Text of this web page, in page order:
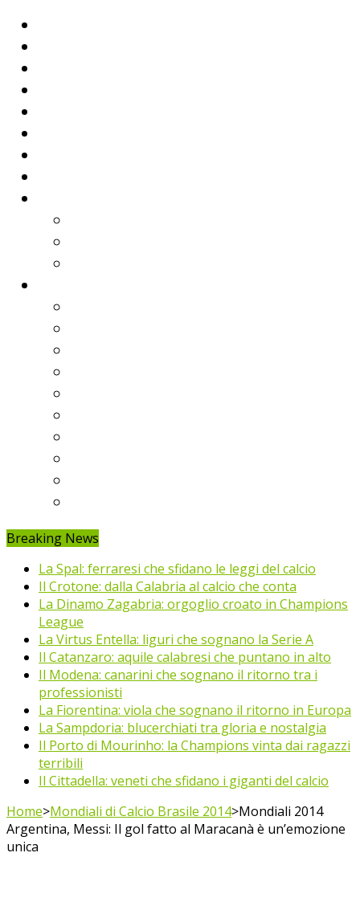
Breaking News
La Spal: ferraresi che sfidano le leggi del calcio
Il Crotone: dalla Calabria al calcio che conta
La Dinamo Zagabria: orgoglio croato in Champions
League
La Virtus Entella: liguri che sognano la Serie A
Il Catanzaro: aquile calabresi che puntano in alto
Il Modena: canarini che sognano il ritorno tra i
professionisti
La Fiorentina: viola che sognano il ritorno in Europa
La Sampdoria: blucerchiati tra gloria e nostalgia
Il Porto di Mourinho: la Champions vinta dai ragazzi
terribili
Il Cittadella: veneti che sfidano i giganti del calcio
Home>Mondiali di Calcio Brasile 2014>Mondiali 2014
Argentina, Messi: Il gol fatto al Maracanà è un’emozione
unica